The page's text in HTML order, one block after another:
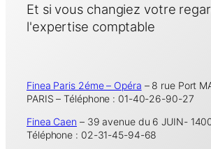
Et si vous changiez votre
l'expertise comptable
Finea Paris 2éme – Opéra – 8 rue Port
PARIS – Téléphone : 01-40-26-90-27
Finea Caen – 39 avenue du 6 JUIN-
Téléphone : 02-31-45-94-68